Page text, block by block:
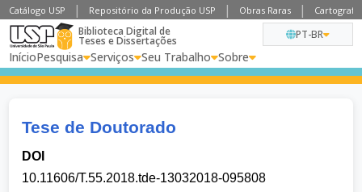
Catálogo USP Repositório da Produção USP Obras Raras
Biblioteca Digital de
Teses e Dissertações
InícioPesquisa Serviços Seu Trabalho Sobre
PT-BR
Tese de Doutorado
DOI
10.11606/T.55.2018.tde-13032018-095808